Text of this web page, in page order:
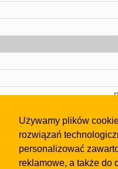
Używamy plików
rozwiązań
personalizować
reklamowe, a także do